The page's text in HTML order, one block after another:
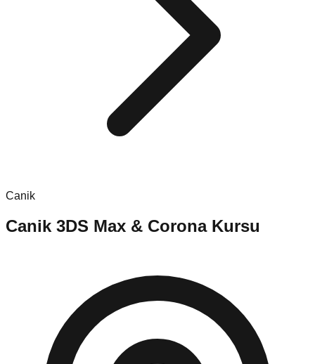
Canik
Canik 3DS Max & Corona Kursu